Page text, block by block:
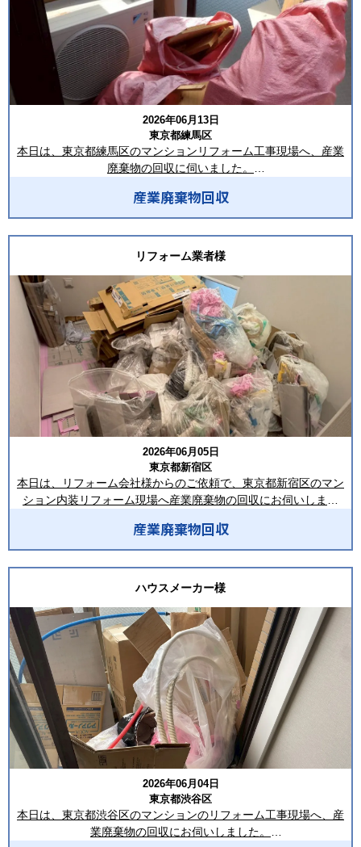
2026年06月13日
東京都練馬区
本日は、東京都練馬区のマンションリフォーム工事現場へ、産業
廃棄物の回収に伺いました。
今回の現場では、段ボール、梱包材、廃プラスチック類、ビニー
ル類、紙くず、設備資材の端材、混合廃棄物など、
リフォーム工事に伴い発生した多種多様な廃材がベランダに集積
されていました。
前に分別が行われていたことで、
品目ごとの確認作業をスムーズに進めることができました。
マンションのリフォーム工事では、設備機器や建材の搬入・交換
が頻繁に行われるため、梱包材や端材が大量に発生します。
特に都市部のマンションでは、作業スペースが限られていること
から、ベランダや共用部に一時的に廃材を集積するケースも多く
見られます。
今回も、限られたスペースを最大限に活用しながら、現場スタッ
フ様が丁寧に整理されていました。
回収作業では、まずベランダ内の廃材を品目ごとに確認し、搬出
経路を確保したうえで一つひとつ丁寧に運び出しました。マンシ
ョンでの作業は、共用廊下・エレベーター・室内の壁や床を傷つ
けないことが非常に重要です。特にリフォーム中の室内は、新し
行いました。
また、共用部では住民の皆様が通行される時間帯もあるため、作
業中は周囲の安全確認をこまめに実施し、
他の作業業者様との動線が重ならないよう配慮しながら進めまし
た。
搬出後は、ベランダ内に残っていた細かな紙くずやビニール片ま
で丁寧に回収し、簡易清掃を実施しました。
写真のように、廃材がすべて撤去された状態まで整理し、次の工
事工程へスムーズに進められる環境を整えております。
この度はご依頼いただき、誠にありがとうございました。
合同会社LIVISTAでは、東京都・埼玉県を中心とした1都6県で、産
産業廃棄物回収
リフォーム業者様
2026年06月05日
東京都新宿区
本日は、リフォーム会社様からのご依頼で、東京都新宿区のマン
ション内装リフォーム現場へ産業廃棄物の回収にお伺いしまし
回収した品目は、混合廃棄物・段ボール・廃プラスチック類・梱
包材・内装材などです。
れており、搬出作業を効率よく進めるため、品目を確認しながら
仕分けを行い、安全に積み込みを実施しました。マンションでの
作業のため、共用廊下やエレベーターの養生・住民の皆様への配
慮を徹底し、建物を傷つけることのないよう慎重に搬出を進めま
した。
回収した廃棄物はトラック上でも種類ごとに積み分けを行い、適
正処理につながるよう積載しました。
写真のように、回収前は廃材や梱包材でいっぱいだった室内も、
作業完了後にはきれいに片付き、
次の内装工事へスムーズに移行できる状態となりました。
作業終了後は、室内や搬出経路の簡易清掃を行い、現場担当者様
へ作業完了をご報告してすべての作業を終了いたしました。
産業廃棄物回収
ハウスメーカー様
2026年06月04日
東京都渋谷区
本日は、東京都渋谷区のマンションのリフォーム工事現場へ、産
業廃棄物の回収にお伺いしました。